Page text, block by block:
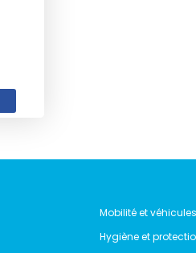
Mobilité et véhicules
Hygiène et